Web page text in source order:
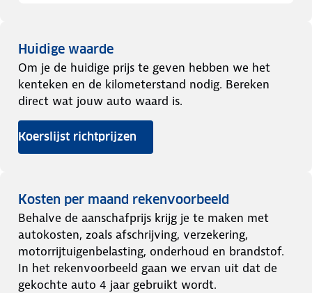
Huidige waarde
Om je de huidige prijs te geven hebben we het
kenteken en de kilometerstand nodig. Bereken
direct wat jouw auto waard is.
Koerslijst richtprijzen
Kosten per maand rekenvoorbeeld
Behalve de aanschafprijs krijg je te maken met
autokosten, zoals afschrijving, verzekering,
motorrijtuigenbelasting, onderhoud en brandstof.
In het rekenvoorbeeld gaan we ervan uit dat de
gekochte auto 4 jaar gebruikt wordt.